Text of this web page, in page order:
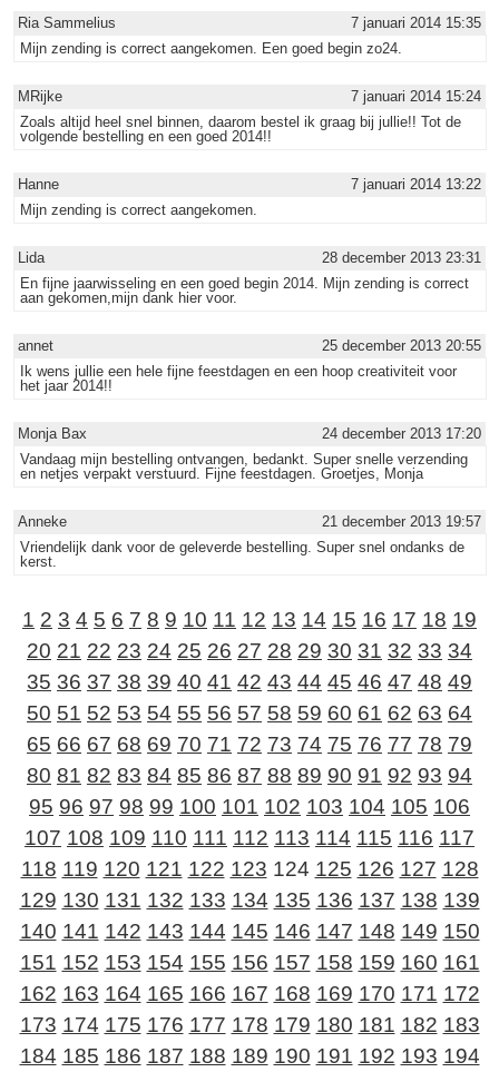
Ria Sammelius
7 januari 2014 15:35
Mijn zending is correct aangekomen. Een goed begin zo24.
MRijke
7 januari 2014 15:24
Zoals altijd heel snel binnen, daarom bestel ik graag bij jullie!! Tot de
volgende bestelling en een goed 2014!!
Hanne
7 januari 2014 13:22
Mijn zending is correct aangekomen.
Lida
28 december 2013 23:31
En fijne jaarwisseling en een goed begin 2014. Mijn zending is correct
aan gekomen,mijn dank hier voor.
annet
25 december 2013 20:55
Ik wens jullie een hele fijne feestdagen en een hoop creativiteit voor
het jaar 2014!!
Monja Bax
24 december 2013 17:20
Vandaag mijn bestelling ontvangen, bedankt. Super snelle verzending
en netjes verpakt verstuurd. Fijne feestdagen. Groetjes, Monja
Anneke
21 december 2013 19:57
Vriendelijk dank voor de geleverde bestelling. Super snel ondanks de
kerst.
1 2 3 4 5 6 7 8 9 10 11 12 13 14 15 16 17 18 19
20 21 22 23 24 25 26 27 28 29 30 31 32 33 34
35 36 37 38 39 40 41 42 43 44 45 46 47 48 49
50 51 52 53 54 55 56 57 58 59 60 61 62 63 64
65 66 67 68 69 70 71 72 73 74 75 76 77 78 79
80 81 82 83 84 85 86 87 88 89 90 91 92 93 94
95 96 97 98 99 100 101 102 103 104 105 106
107 108 109 110 111 112 113 114 115 116 117
118 119 120 121 122 123 124 125 126 127 128
129 130 131 132 133 134 135 136 137 138 139
140 141 142 143 144 145 146 147 148 149 150
151 152 153 154 155 156 157 158 159 160 161
162 163 164 165 166 167 168 169 170 171 172
173 174 175 176 177 178 179 180 181 182 183
184 185 186 187 188 189 190 191 192 193 194